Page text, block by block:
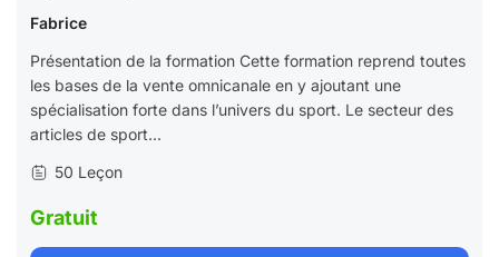
Fabrice
Présentation de la formation Cette formation reprend toutes
les bases de la vente omnicanale en y ajoutant une
spécialisation forte dans l’univers du sport. Le secteur des
articles de sport...
50 Leçon
Gratuit